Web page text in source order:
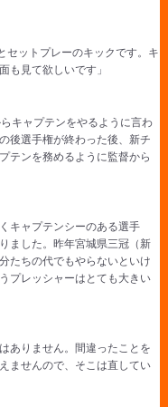
セットプレーのキックです。キ
も見て欲しいです」
キャプテンをやるように言わ
後選手権が終わった後、新チ
テンを務めるように監督から
キャプテンシーのある選手
ました。昨年宮城県三冠（新
たちの代でもやらないといけ
プレッシャーはとても大きい
ありません。間違ったことを
ませんので、そこは直してい